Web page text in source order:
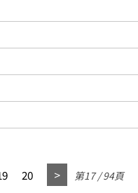
20 第17 / 94頁